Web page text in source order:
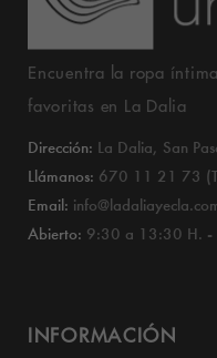
Encuentra la ropa
favoritas en La Dalia
Dirección: La Dalia, San
Llámanos: 670 11 21 73
Email:
Abierto: 9:30 a 13:30 H.
INFORMACIÓN